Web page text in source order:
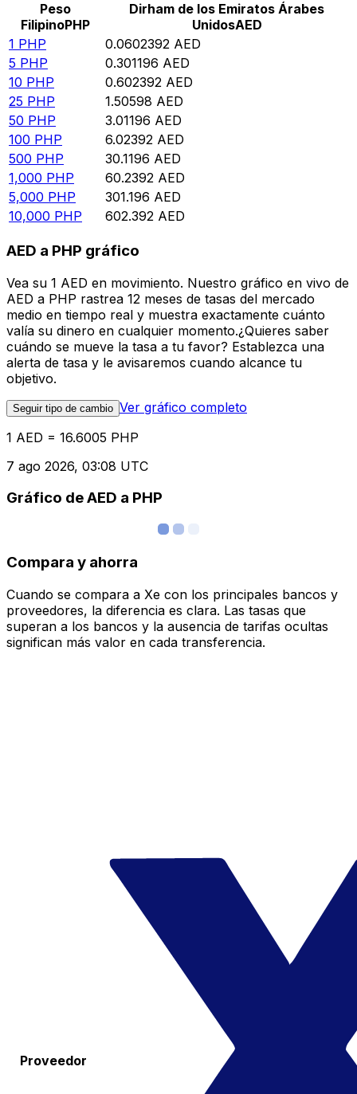
Peso
FilipinoPHP
Dirham de los Emiratos Árabes
UnidosAED
1 PHP 0.0602392 AED
5 PHP 0.301196 AED
10 PHP 0.602392 AED
25 PHP 1.50598 AED
50 PHP 3.01196 AED
100 PHP 6.02392 AED
500 PHP 30.1196 AED
1,000 PHP 60.2392 AED
5,000 PHP 301.196 AED
10,000 PHP 602.392 AED
AED a PHP gráfico
Vea su 1 AED en movimiento. Nuestro gráfico en vivo de
AED a PHP rastrea 12 meses de tasas del mercado
medio en tiempo real y muestra exactamente cuánto
valía su dinero en cualquier momento.¿Quieres saber
cuándo se mueve la tasa a tu favor? Establezca una
alerta de tasa y le avisaremos cuando alcance tu
objetivo.
Seguir tipo de cambio Ver gráfico completo
1 AED = 16.6005 PHP
7 ago 2026, 03:08 UTC
Gráfico de AED a PHP
Compara y ahorra
Cuando se compara a Xe con los principales bancos y
proveedores, la diferencia es clara. Las tasas que
superan a los bancos y la ausencia de tarifas ocultas
significan más valor en cada transferencia.
Proveedor